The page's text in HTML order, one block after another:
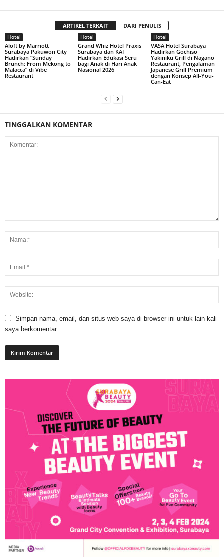
ARTIKEL TERKAIT DARI PENULIS
Hotel
Aloft by Marriott
Surabaya Pakuwon City
Hadirkan “Sunday
Brunch: From Mekong to
Malacca” di Vibe
Restaurant
Hotel
Grand Whiz Hotel Praxis
Surabaya dan KAI
Hadirkan Edukasi Seru
bagi Anak di Hari Anak
Nasional 2026
Hotel
VASA Hotel Surabaya
Hadirkan Gochisō
Yakiniku Grill di Nagano
Restaurant, Pengalaman
Japanese Grill Premium
dengan Konsep All-You-
Can-Eat
TINGGALKAN KOMENTAR
Simpan nama, email, dan situs web saya di browser ini untuk lain kali
saya berkomentar.